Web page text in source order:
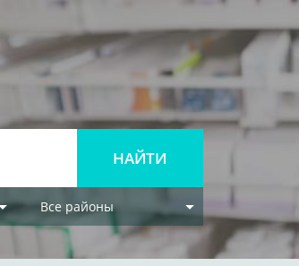
Все районы